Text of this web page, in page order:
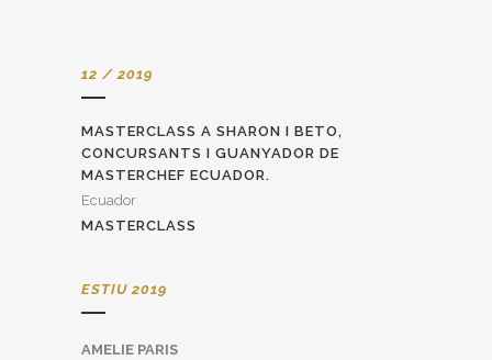
12 / 2019
MASTERCLASS A SHARON I BETO,
CONCURSANTS I GUANYADOR DE
MASTERCHEF ECUADOR.
Ecuador
MASTERCLASS
ESTIU 2019
AMELIE PARIS